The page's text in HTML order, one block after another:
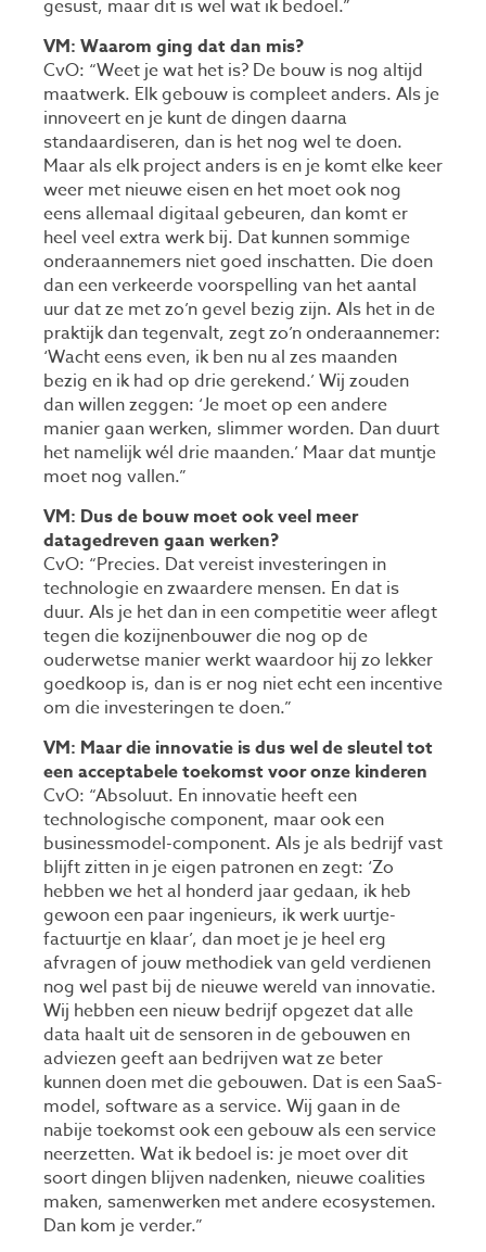
gesust, maar dit is wel wat ik bedoel.”
VM: Waarom ging dat dan mis?
CvO: “Weet je wat het is? De bouw is nog altijd
maatwerk. Elk gebouw is compleet anders. Als je
innoveert en je kunt de dingen daarna
standaardiseren, dan is het nog wel te doen.
Maar als elk project anders is en je komt elke keer
weer met nieuwe eisen en het moet ook nog
eens allemaal digitaal gebeuren, dan komt er
heel veel extra werk bij. Dat kunnen sommige
onderaannemers niet goed inschatten. Die doen
dan een verkeerde voorspelling van het aantal
uur dat ze met zo’n gevel bezig zijn. Als het in de
praktijk dan tegenvalt, zegt zo’n onderaannemer:
‘Wacht eens even, ik ben nu al zes maanden
bezig en ik had op drie gerekend.’ Wij zouden
dan willen zeggen: ‘Je moet op een andere
manier gaan werken, slimmer worden. Dan duurt
het namelijk wél drie maanden.’ Maar dat muntje
moet nog vallen.”
VM: Dus de bouw moet ook veel meer
datagedreven gaan werken?
CvO: “Precies. Dat vereist investeringen in
technologie en zwaardere mensen. En dat is
duur. Als je het dan in een competitie weer aflegt
tegen die kozijnenbouwer die nog op de
ouderwetse manier werkt waardoor hij zo lekker
goedkoop is, dan is er nog niet echt een incentive
om die investeringen te doen.”
VM: Maar die innovatie is dus wel de sleutel tot
een acceptabele toekomst voor onze kinderen
CvO: “Absoluut. En innovatie heeft een
technologische component, maar ook een
businessmodel-component. Als je als bedrijf vast
blijft zitten in je eigen patronen en zegt: ‘Zo
hebben we het al honderd jaar gedaan, ik heb
gewoon een paar ingenieurs, ik werk uurtje-
factuurtje en klaar’, dan moet je je heel erg
afvragen of jouw methodiek van geld verdienen
nog wel past bij de nieuwe wereld van innovatie.
Wij hebben een nieuw bedrijf opgezet dat alle
data haalt uit de sensoren in de gebouwen en
adviezen geeft aan bedrijven wat ze beter
kunnen doen met die gebouwen. Dat is een SaaS-
model, software as a service. Wij gaan in de
nabije toekomst ook een gebouw als een service
neerzetten. Wat ik bedoel is: je moet over dit
soort dingen blijven nadenken, nieuwe coalities
maken, samenwerken met andere ecosystemen.
Dan kom je verder.”